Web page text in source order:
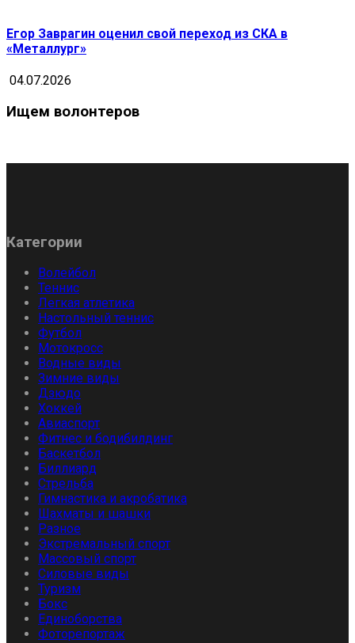
Егор Заврагин оценил свой переход из СКА в
«Металлург»
04.07.2026
Ищем волонтеров
Категории
Волейбол
Теннис
Легкая атлетика
Настольный теннис
Футбол
Мотокросс
Водные виды
Зимние виды
Дзюдо
Хоккей
Авиаспорт
Фитнес и бодибилдинг
Баскетбол
Биллиард
Стрельба
Гимнастика и акробатика
Шахматы и шашки
Разное
Экстремальный спорт
Массовый спорт
Силовые виды
Туризм
Бокс
Единоборства
Фоторепортаж